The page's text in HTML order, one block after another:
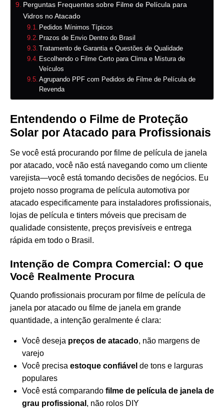
Perguntas Frequentes sobre Filme de Película para
Vidros no Atacado
Pedidos Mínimos Típicos
Prazos de Envio Dentro do Brasil
Tratamento de Garantia e Questões de Qualidade
Escolhendo o Filme Certo para Clima e Mistura de
Veículos
Agrupando PPF com Pedidos de Filme de Película de
Revenda
Entendendo o Filme de Proteção
Solar por Atacado para Profissionais
Se você está procurando por filme de película de janela
por atacado, você não está navegando como um cliente
varejista—você está tomando decisões de negócios. Eu
projeto nosso programa de película automotiva por
atacado especificamente para instaladores profissionais,
lojas de película e tinters móveis que precisam de
qualidade consistente, preços previsíveis e entrega
rápida em todo o Brasil.
Intenção de Compra Comercial: O que
Você Realmente Procura
Quando profissionais procuram por filme de película de
janela por atacado ou filme de janela em grande
quantidade, a intenção geralmente é clara:
Você deseja preços de atacado, não margens de
varejo
Você precisa estoque confiável de tons e larguras
populares
Você está comparando filme de película de janela de
grau profissional , não rolos DIY